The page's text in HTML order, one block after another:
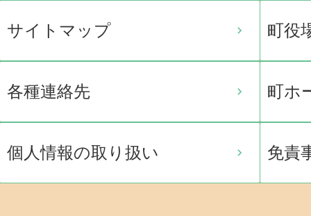
サイトマップ 町役
各種連絡先 町ホ
個人情報の取り扱い 免責